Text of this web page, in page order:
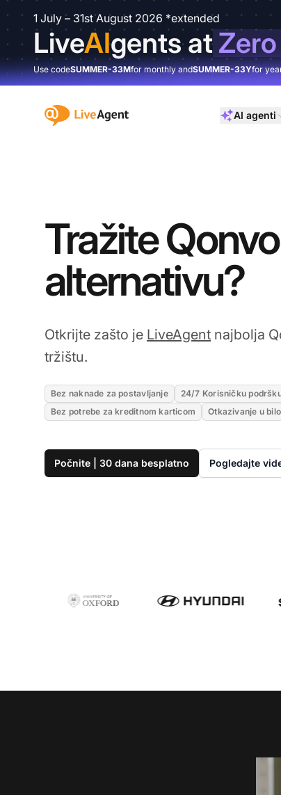
1 July – 31st August 2026 *extended
LiveAIgents at
Use codeSUMMER-33Mfor monthly andSUMMER-33Yfor
:site.title AI agenti
Tražite Qonvo
alternativu?
Otkrijte zašto je LiveAgent najbolja
tržištu.
Bez naknade za postavljanje
24/7 Korisničku
Bez potrebe za kreditnom karticom
Otkazivanje u
Počnite | 30 dana besplatno Pogledajte